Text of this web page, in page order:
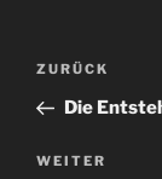
Vorheriger
Beitrag
ZURÜCK
Die
Nächster
WEITER